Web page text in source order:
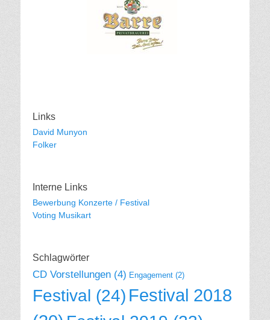
Links
David Munyon
Folker
Interne Links
Bewerbung Konzerte / Festival
Voting Musikart
Schlagwörter
CD Vorstellungen (4) Engagement (2)
Festival (24) Festival 2018